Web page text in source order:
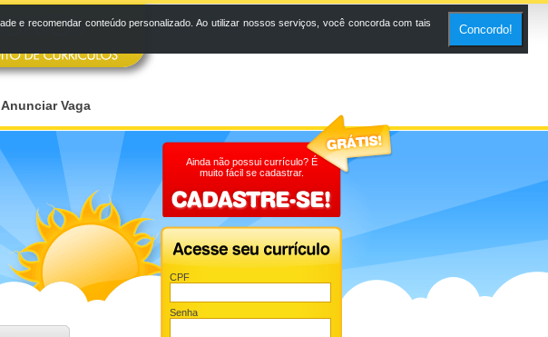
Anunciar Vaga
Ainda não possui currículo? É
muito fácil se cadastrar.
CPF
Senha
e recomendar conteúdo personalizado. Ao utilizar nossos serviços, você concorda com tais
Concordo!